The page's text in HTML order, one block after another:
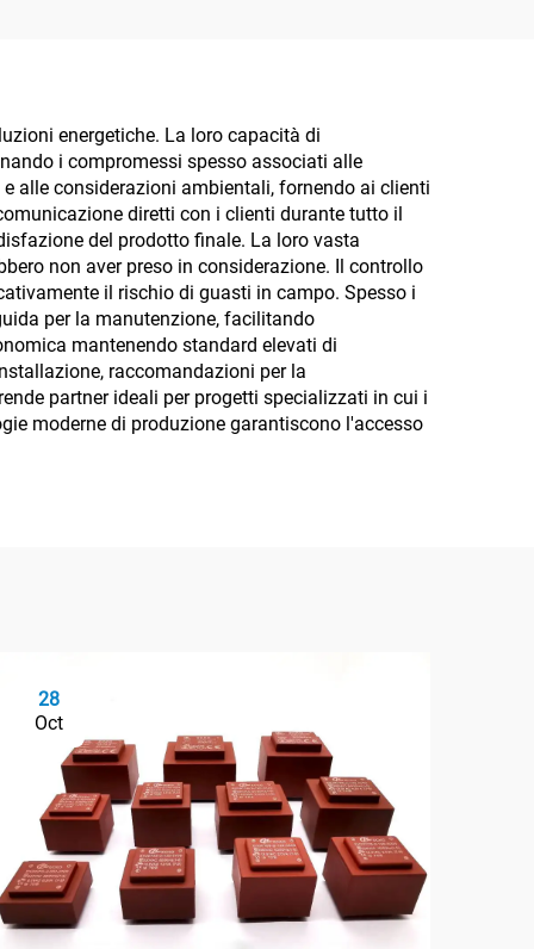
e
80 V
energetiche. La loro capacità di
i compromessi spesso associati alle
alle considerazioni ambientali, fornendo ai clienti
diretti con i clienti durante tutto il
del prodotto finale. La loro vasta
non aver preso in considerazione. Il controllo
il rischio di guasti in campo. Spesso i
per la manutenzione, facilitando
mantenendo standard elevati di
raccomandazioni per la
partner ideali per progetti specializzati in cui i
moderne di produzione garantiscono l'accesso
28
Oct